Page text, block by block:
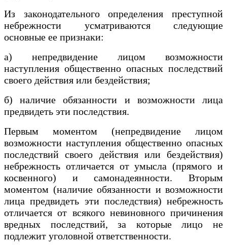
Из законодательного определения преступной
небрежности усматриваются следующие
основные ее признаки:
а) непредвидение лицом возможности
наступления общественно опасных последствий
своего действия или бездействия;
б) наличие обязанности и возможности лица
предвидеть эти последствия.
Первым моментом (непредвидение лицом
возможности наступления общественно опасных
последствий своего действия или бездействия)
небрежность отличается от умысла (прямого и
косвенного) и самонадеянности. Вторым
моментом (наличие обязанности и возможности
лица предвидеть эти последствия) небрежность
отличается от всякого невиновного причинения
вредных последствий, за которые лицо не
подлежит уголовной ответственности.